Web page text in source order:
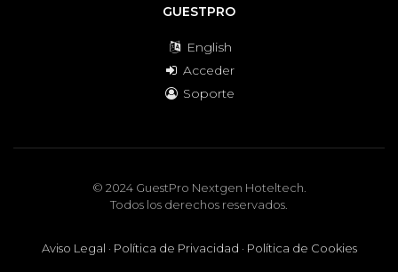
GUESTPRO
English
Acceder
Soporte
© 2024 GuestPro Nextgen Hoteltech.
Todos los derechos reservados.
Aviso Legal · Política de Privacidad · Política de Cookies